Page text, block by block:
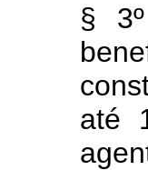
§
até